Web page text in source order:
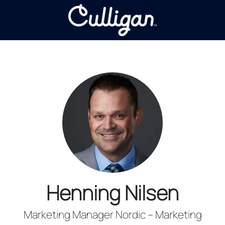
Henning Nilsen
Marketing Manager Nordic – Marketing